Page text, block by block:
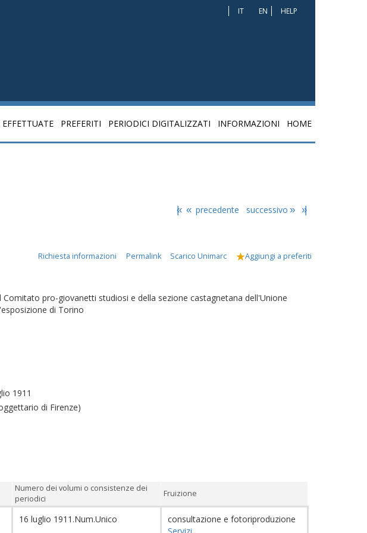
IT EN HELP
EFFETTUATE PREFERITI PERIODICI DIGITALIZZATI INFORMAZIONI HOME
|« « precedente successivo » »|
Richiesta informazioni Permalink Scarico Unimarc
Aggiungi a preferiti
pro-giovanetti studiosi e della sezione castagnetana dell'Unione
di Torino
1911
di Firenze)
Numero dei volumi o consistenze dei
periodici
Fruizione
16 luglio 1911.Num.Unico
consultazione e fotoriproduzione